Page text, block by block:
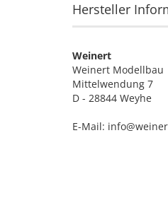
Hersteller
Weinert
Weinert Modellbau
Mittelwendung 7
D - 28844 Weyhe
E-Mail: